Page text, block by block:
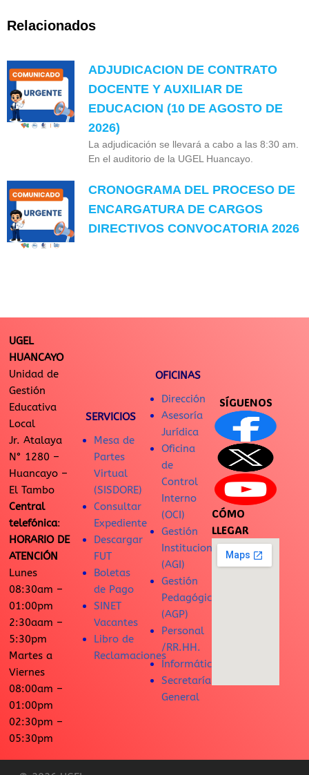
Relacionados
ADJUDICACION DE CONTRATO
DOCENTE Y AUXILIAR DE
EDUCACION (10 DE AGOSTO DE
2026)
La adjudicación se llevará a cabo a las 8:30 am.
En el auditorio de la UGEL Huancayo.
CRONOGRAMA DEL PROCESO DE
ENCARGATURA DE CARGOS
DIRECTIVOS CONVOCATORIA 2026
UGEL
HUANCAYO
Unidad de
Gestión
Educativa
Local
Jr. Atalaya
N° 1280 –
Huancayo –
El Tambo
Central
telefónica:
HORARIO DE
ATENCIÓN
Lunes
08:30am –
01:00pm
2:30aam –
5:30pm
Martes a
Viernes
08:00am –
01:00pm
02:30pm –
05:30pm
SERVICIOS
Mesa de
Partes
Virtual
(SISDORE)
Consultar
Expediente
Descargar
FUT
Boletas
de Pago
SINET
Vacantes
Libro de
Reclamaciones
OFICINAS
Dirección
Asesoría
Jurídica
Oficina
de
Control
Interno
(OCI)
Gestión
Institucional
(AGI)
Gestión
Pedagógica
(AGP)
Personal
/RR.HH.
Informática
Secretaría
General
SÍGUENOS
CÓMO
LLEGAR